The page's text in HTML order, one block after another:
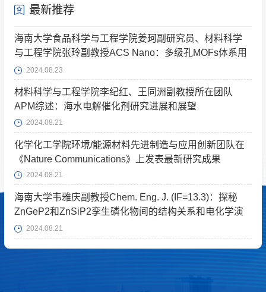
最新推荐
海南大学食品科学与工程学院姜珂副研究员、材料科学
与工程学院张玲副教授ACS Nano：多级孔MOFs体系用
于跨尺度双生物分子递送
2024.08.23
材料科学与工程学院李纪红、王同洲副教授所在团队
APM综述：海水电解催化剂研究进展和展望
2024.08.21
化学化工学院环境/能源材料先进制造与应用创新团队在
《Nature Communications》上发表最新研究成果
2024.08.21
海南大学韦雅庆副教授Chem. Eng. J. (IF=13.3)：探秘
ZnGeP2和ZnSiP2孪生磷化物间的结构关系和电化学演
变过程
2024.08.21